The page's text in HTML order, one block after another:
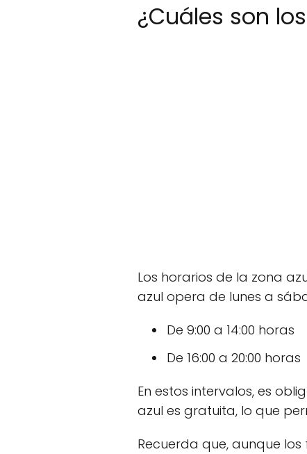
¿Cuáles son
Los horarios de la zona
azul opera de lunes a
De 9:00 a 14:00 horas
De 16:00 a 20:00 horas
En estos intervalos, es
azul es gratuita, lo que
Recuerda que, aunque